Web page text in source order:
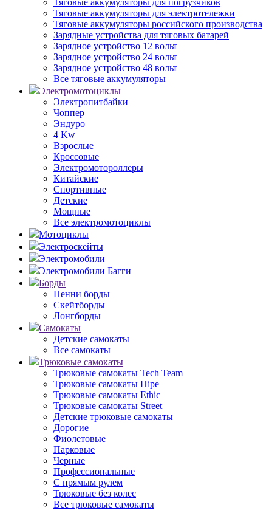
Тяговые аккумуляторы для погрузчиков
Тяговые аккумуляторы для электротележки
Тяговые аккумуляторы российского производства
Зарядные устройства для тяговых батарей
Зарядное устройство 12 вольт
Зарядное устройство 24 вольт
Зарядное устройство 48 вольт
Все тяговые аккумуляторы
Электромотоциклы
Электропитбайки
Чоппер
Эндуро
4 Kw
Взрослые
Кроссовые
Электромотороллеры
Китайские
Спортивные
Детские
Мощные
Все электромотоциклы
Мотоциклы
Электроскейты
Электромобили
Электромобили Багги
Борды
Пенни борды
Скейтборды
Лонгборды
Самокаты
Детские самокаты
Все самокаты
Трюковые самокаты
Трюковые самокаты Tech Team
Трюковые самокаты Hipe
Трюковые самокаты Ethic
Трюковые самокаты Street
Детские трюковые самокаты
Дорогие
Фиолетовые
Парковые
Черные
Профессиональные
С прямым рулем
Трюковые без колес
Все трюковые самокаты